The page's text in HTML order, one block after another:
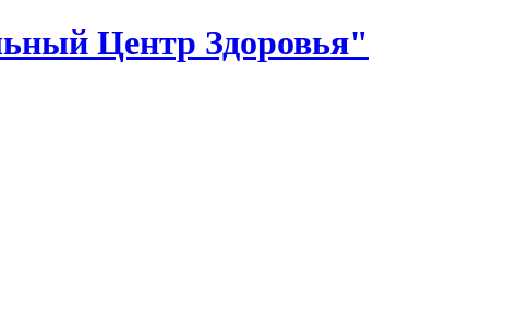
Центр Здоровья"